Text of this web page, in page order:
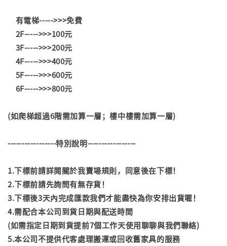
有電梯----->>>免費
2F----->>>100元
3F----->>>200元
4F----->>>400元
5F----->>>600元
6F----->>>800元
(如爬梯超過6階需加算一層；樓中樓需加算一層)
-----------------特別說明-----------------
1.下標前請詳閱關於我賣場規則，同意後在下標！
2.下標前請先詢問有無存貨！
3.下標後3天內完成匯款我們才能盡快為你安排出貨喔！
4.需配合本公司到貨日期與配送時間
(如需指定日期到貨提前7個工作天使用聊聊與我們聯絡)
5.本公司不提供代客處理搬運或回收舊家具的服務